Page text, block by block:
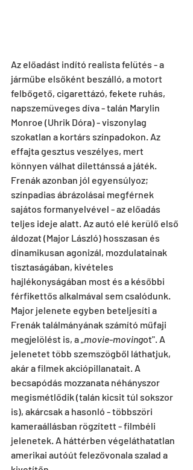
Az előadást indító realista felütés - a
járműbe elsőként beszálló, a motort
felbőgető, cigarettázó, fekete ruhás,
napszemüveges díva - talán Marylin
Monroe (Uhrik Dóra) - viszonylag
szokatlan a kortárs színpadokon. Az
effajta gesztus veszélyes, mert
könnyen válhat dilettánssá a játék.
Frenák azonban jól egyensúlyoz;
színpadias ábrázolásai megférnek
sajátos formanyelvével - az előadás
teljes ideje alatt. Az autó elé kerülő első
áldozat (Major László) hosszasan és
dinamikusan agonizál, mozdulatainak
tisztaságában, kivételes
hajlékonyságában most és a későbbi
férfikettős alkalmával sem csalódunk.
Major jelenete egyben beteljesíti a
Frenák találmányának számító műfaji
megjelölést is, a „ movie-movingot". A
jelenetet több szemszögből láthatjuk,
akár a filmek akciópillanatait. A
becsapódás mozzanata néhányszor
megismétlődik (talán kicsit túl sokszor
is), akárcsak a hasonló - többszöri
kameraállásban rögzített - filmbéli
jelenetek. A háttérben végeláthatatlan
amerikai autóút felezővonala szalad a